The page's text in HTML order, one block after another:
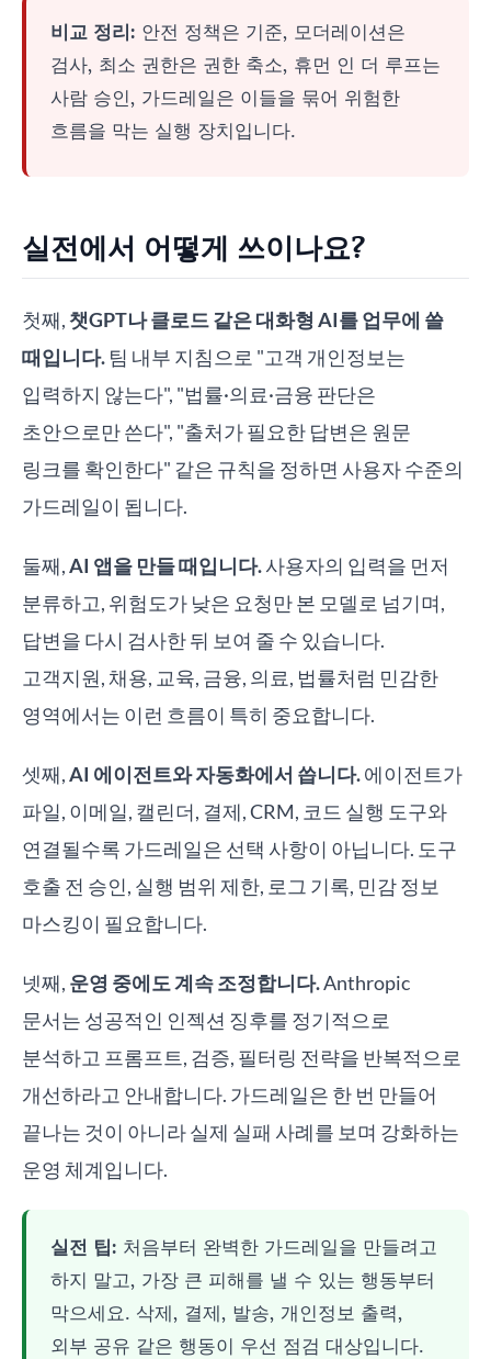
비교 정리: 안전 정책은 기준, 모더레이션은
검사, 최소 권한은 권한 축소, 휴먼 인 더 루프는
사람 승인, 가드레일은 이들을 묶어 위험한
흐름을 막는 실행 장치입니다.
실전에서 어떻게 쓰이나요?
첫째,챗GPT나 클로드 같은 대화형 AI를 업무에 쓸
때입니다. 팀 내부 지침으로 "고객 개인정보는
입력하지 않는다", "법률·의료·금융 판단은
초안으로만 쓴다", "출처가 필요한 답변은 원문
링크를 확인한다" 같은 규칙을 정하면 사용자 수준의
가드레일이 됩니다.
둘째,AI 앱을 만들 때입니다.사용자의 입력을 먼저
분류하고, 위험도가 낮은 요청만 본 모델로 넘기며,
답변을 다시 검사한 뒤 보여 줄 수 있습니다.
고객지원, 채용, 교육, 금융, 의료, 법률처럼 민감한
영역에서는 이런 흐름이 특히 중요합니다.
셋째,AI 에이전트와 자동화에서 씁니다.에이전트가
파일, 이메일, 캘린더, 결제, CRM, 코드 실행 도구와
연결될수록 가드레일은 선택 사항이 아닙니다. 도구
호출 전 승인, 실행 범위 제한, 로그 기록, 민감 정보
마스킹이 필요합니다.
넷째, 운영 중에도 계속 조정합니다.Anthropic
문서는 성공적인 인젝션 징후를 정기적으로
분석하고 프롬프트, 검증, 필터링 전략을 반복적으로
개선하라고 안내합니다. 가드레일은 한 번 만들어
끝나는 것이 아니라 실제 실패 사례를 보며 강화하는
운영 체계입니다.
실전 팁: 처음부터 완벽한 가드레일을 만들려고
하지 말고, 가장 큰 피해를 낼 수 있는 행동부터
막으세요. 삭제, 결제, 발송, 개인정보 출력,
외부 공유 같은 행동이 우선 점검 대상입니다.